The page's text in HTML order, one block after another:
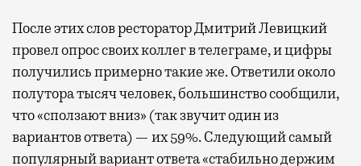
После этих слов ресторатор Дмитрий Левицкий
провел опрос своих коллег в телеграме, и цифры
получились примерно такие же. Ответили около
полутора тысяч человек, большинство сообщили,
что «сползают вниз» (так звучит один из
вариантов ответа) — их 59%. Следующий самый
популярный вариант ответа «стабильно держим